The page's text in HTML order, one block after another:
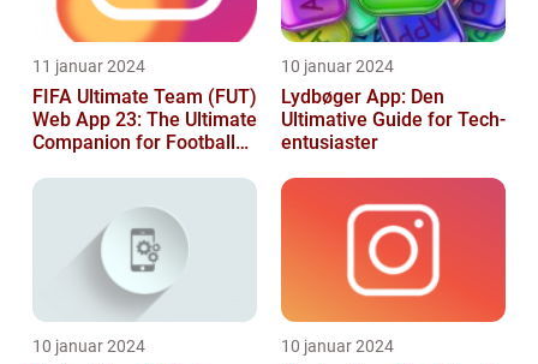
11 januar 2024
FIFA Ultimate Team (FUT)
Web App 23: The Ultimate
Companion for Football
10 januar 2024
Lydbøger App: Den
Ultimative Guide for Tech-
entusiaster
10 januar 2024 10 januar 2024